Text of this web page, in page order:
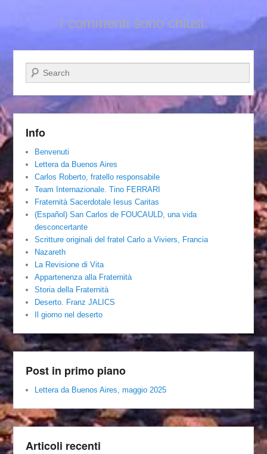
I commenti sono chiusi.
Cerca
Info
Benvenuti
Lettera da Buenos Aires
Carlos Roberto, fratello responsabile
Team Internazionale. Tino FERRARI
Fraternità Sacerdotale Iesus Caritas
(Español) San Carlos de FOUCAULD, una vida
desconcertante
Scritture originali del fratel Carlo a Viviers, Francia
Nazareth
La Revisione di Vita
Appartenenza alla Fraternità
Storia della Fraternità
Deserto. Franz JALICS
Il giorno nel deserto
Post in primo piano
Lettera da Buenos Aires, maggio 2025
Articoli recenti